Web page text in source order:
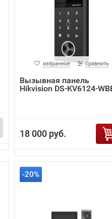
избранное сравнить
Вызывная панель
Hikvision DS-KV6124-
18 000 руб.
-20%